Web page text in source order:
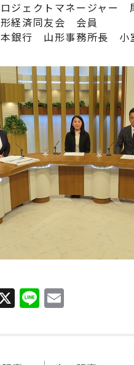
ェクトマネージャー
経済同友会 会員
行 山形事務所長
X Line